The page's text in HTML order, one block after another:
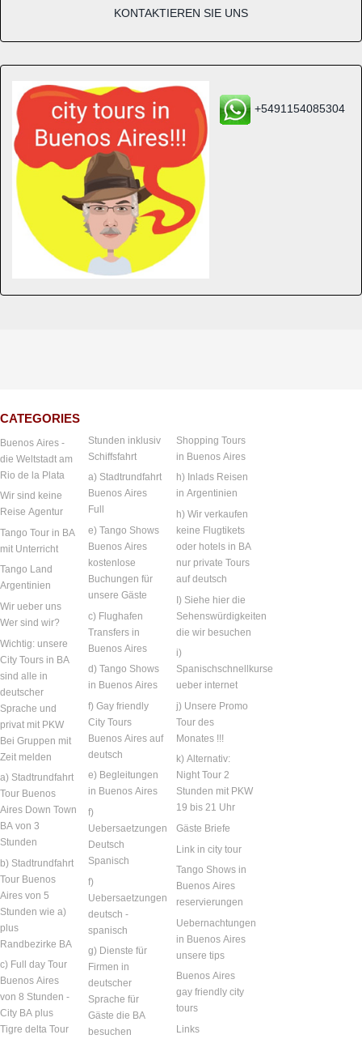
KONTAKTIEREN SIE UNS
+5491154085304
CATEGORIES
Buenos Aires -
die Weltstadt am
Rio de la Plata
Wir sind keine
Reise Agentur
Tango Tour in BA
mit Unterricht
Tango Land
Argentinien
Wir ueber uns
Wer sind wir?
Wichtig: unsere
City Tours in BA
sind alle in
deutscher
Sprache und
privat mit PKW
Bei Gruppen mit
Zeit melden
a) Stadtrundfahrt
Tour Buenos
Aires Down Town
BA von 3
Stunden
b) Stadtrundfahrt
Tour Buenos
Aires von 5
Stunden wie a)
plus
Randbezirke BA
c) Full day Tour
Buenos Aires
von 8 Stunden -
City BA plus
Tigre delta Tour
Stunden inklusiv
Schiffsfahrt
a) Stadtrundfahrt
Buenos Aires
Full
e) Tango Shows
Buenos Aires
kostenlose
Buchungen für
unsere Gäste
c) Flughafen
Transfers in
Buenos Aires
d) Tango Shows
in Buenos Aires
f) Gay friendly
City Tours
Buenos Aires auf
deutsch
e) Begleitungen
in Buenos Aires
f)
Uebersaetzungen
Deutsch
Spanisch
f)
Uebersaetzungen
deutsch -
spanisch
g) Dienste für
Firmen in
deutscher
Sprache für
Gäste die BA
besuchen
Shopping Tours
in Buenos Aires
h) Inlads Reisen
in Argentinien
h) Wir verkaufen
keine Flugtikets
oder hotels in BA
nur private Tours
auf deutsch
I) Siehe hier die
Sehenswürdigkeiten
die wir besuchen
i)
Spanischschnellkurse
ueber internet
j) Unsere Promo
Tour des
Monates !!!
k) Alternativ:
Night Tour 2
Stunden mit PKW
19 bis 21 Uhr
Gäste Briefe
Link in city tour
Tango Shows in
Buenos Aires
reservierungen
Uebernachtungen
in Buenos Aires
unsere tips
Buenos Aires
gay friendly city
tours
Links